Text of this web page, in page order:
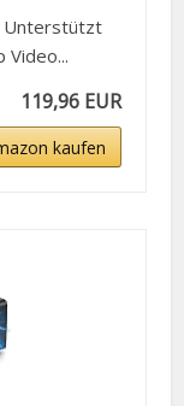
Unterstützt
Video...
119,96 EUR
kaufen